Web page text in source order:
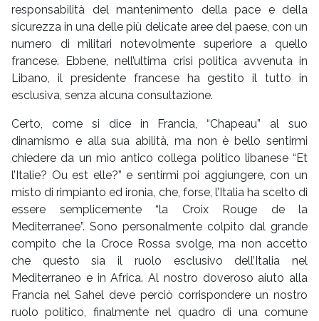
responsabilità del mantenimento della pace e della
sicurezza in una delle più delicate aree del paese, con un
numero di militari notevolmente superiore a quello
francese. Ebbene, nell’ultima crisi politica avvenuta in
Libano, il presidente francese ha gestito il tutto in
esclusiva, senza alcuna consultazione.
Certo, come si dice in Francia, “Chapeau” al suo
dinamismo e alla sua abilità, ma non è bello sentirmi
chiedere da un mio antico collega politico libanese “Et
l’Italie? Ou est elle?” e sentirmi poi aggiungere, con un
misto di rimpianto ed ironia, che, forse, l’Italia ha scelto di
essere semplicemente “la Croix Rouge de la
Mediterranee”. Sono personalmente colpito dal grande
compito che la Croce Rossa svolge, ma non accetto
che questo sia il ruolo esclusivo dell’Italia nel
Mediterraneo e in Africa. Al nostro doveroso aiuto alla
Francia nel Sahel deve perciò corrispondere un nostro
ruolo politico, finalmente nel quadro di una comune